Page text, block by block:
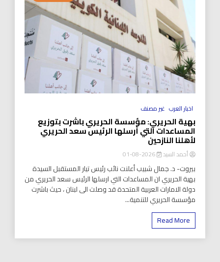
اخبار العرب غير مصنف
بهية الحريري: مؤسسة الحريري باشرت بتوزيع
المساعدات التي أرسلها الرئيس سعد الحريري
لأهلنا النازحين
أحمد السيد 2026-08-01
بيروت- د. جمال شبيب أعلنت نائب رئيس تيار المستقبل السيدة
بهية الحريري ان المساعدات التي ارسلها الرئيس سعد الحريري من
دولة الامارات العربية المتحدة قد وصلت الى لبنان ، حيث باشرت
مؤسسة الحريري للتنمية...
Read More